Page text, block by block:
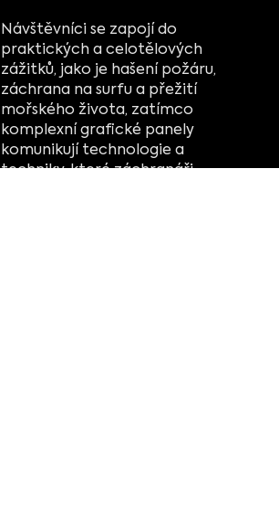
Návštěvníci se zapojí do
praktických a celotělových
zážitků, jako je hašení požáru,
záchrana na surfu a přežití
mořského života, zatímco
komplexní grafické panely
komunikují technologie a
techniky, které záchranáři